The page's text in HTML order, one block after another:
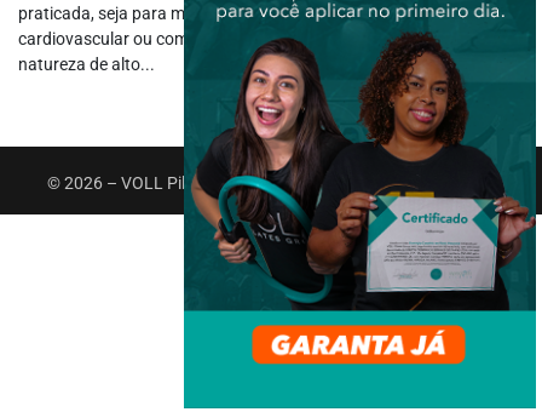
praticada, seja para manter a forma, melhorar a saúde
cardiovascular ou competir em alto nível. No entanto, devido à sua
natureza de alto...
© 2026 – VOLL Pilates Group. Todos os direitos reservados.